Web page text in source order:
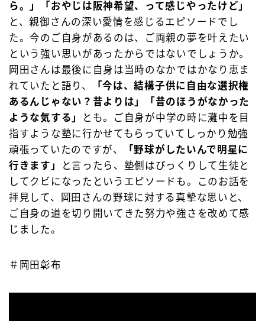
ら。」「おやじは阪神希望、って感じやったけど」
と、親御さんの深い愛情を感じるエピソードでし
た。今のご自身があるのは、ご両親の夢を叶えたい
という強い思いがあったからではないでしょうか。
岡田さんは最後に自身は当時のなかではかなり恵ま
れていたと語り、
「今は、結構子供に自由な選択権
あるんじゃない？昔よりは」「昔のほうがなかった
ような気する」
とも。ご自身が中学の時に灘中を目
指すような塾に行かせてもらっていてしっかり勉強
頑張っていたのですが、
「野球がしたいんで明星に
行きます」
と言ったら、塾側はびっくりして生徒と
してクビになったというエピソードも。このお話を
拝見して、岡田さんの野球に対する真摯な思いと、
ご自身の道を切り開いてきた努力や強さを改めて感
じました。
＃岡田彰布